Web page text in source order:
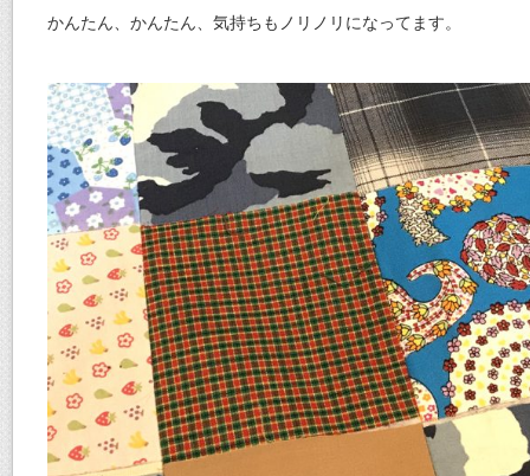
かんたん、かんたん、気持ちもノリノリになってます。